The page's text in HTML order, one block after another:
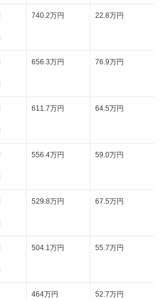
740.2万円 22.8万円
656.3万円 76.9万円
611.7万円 64.5万円
556.4万円 59.0万円
529.8万円 67.5万円
504.1万円 55.7万円
464万円 52.7万円